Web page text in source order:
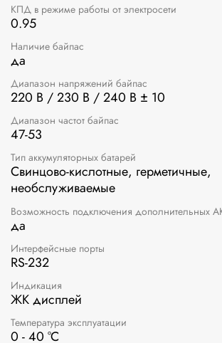
КПД в режиме работы от электросети
0.95
Наличие байпас
да
Диапазон напряжений байпас
220 В / 230 В / 240 В ± 10
Диапазон частот байпас
47-53
Тип аккумуляторных батарей
Свинцово-кислотные, герметичные,
необслуживаемые
Возможность подключения дополнительных
да
Интерфейсные порты
RS-232
Индикация
ЖК дисплей
Температура эксплуатации
0 - 40 °C